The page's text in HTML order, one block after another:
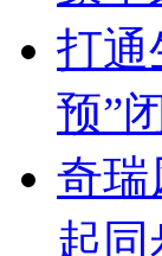
打通
预”
奇瑞
起同